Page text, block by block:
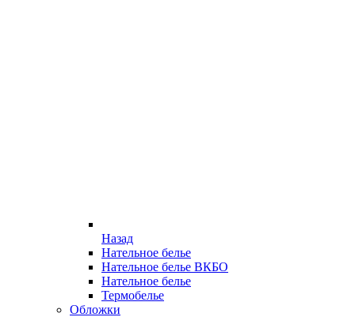
Назад
Нательное белье
Нательное белье ВКБО
Нательное белье
Термобелье
Обложки